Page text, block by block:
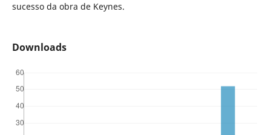
sucesso da obra de Keynes.
Downloads